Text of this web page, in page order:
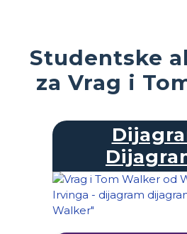
Studentske
za Vrag i